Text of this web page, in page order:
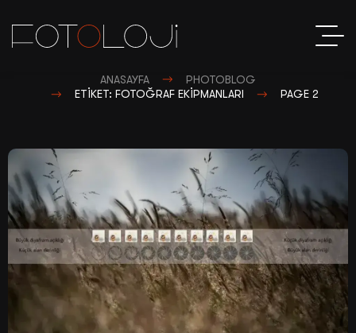
ANASAYFA
PHOTOBLOG
ETIKET: FOTOĞRAF EKIPMANLARI
PAGE 2